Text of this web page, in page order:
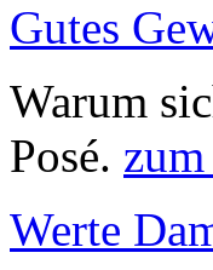
Gutes
Warum
Posé.
Werte